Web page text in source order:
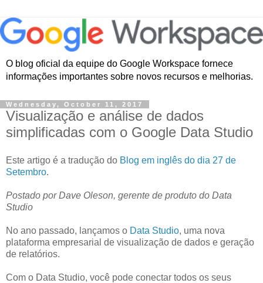
O blog oficial da equipe do Google Workspace fornece
informações importantes sobre novos recursos e melhorias.
Wednesday, October 11, 2017
Visualização e análise de dados
simplificadas com o Google Data Studio
Este artigo é a tradução do Blog em inglês do dia 27 de
Setembro.
Postado por Dave Oleson, gerente de produto do Data
Studio
No ano passado, lançamos o Data Studio, uma nova
plataforma empresarial de visualização de dados e geração
de relatórios.
Com o Data Studio, você pode conectar todos os seus